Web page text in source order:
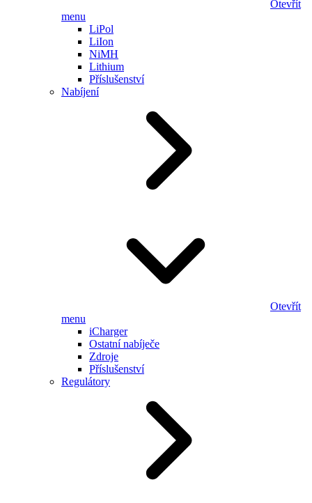
Otevřít
menu
LiPol
LiIon
NiMH
Lithium
Příslušenství
Nabíjení
Otevřít
menu
iCharger
Ostatní nabíječe
Zdroje
Příslušenství
Regulátory